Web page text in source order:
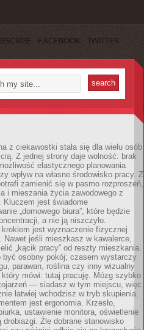
FACEBOOK TWITTER
z ciekawostki stała się dla wielu osób
Z jednej strony daje wolność: brak
elastycznego planowania
wpływ na własne środowisko pracy. Z
zamienić się w pasmo rozproszeń,
i mieszania życia zawodowego z
Kluczem jest świadome
„domowego biura”, które będzie
a nie ją niszczyło.
krokiem jest wyznaczenie fizycznej
Nawet jeśli mieszkasz w kawalerce,
„kącik pracy” od reszty mieszkania.
być osobny pokój; czasem wystarczy
parawan, roślina czy inny wizualny
który mówi: tutaj pracuję. Mózg szybko
— siadasz w tym miejscu, więc
łatwiej wchodzisz w tryb skupienia.
jest ergonomia. Krzesło,
ustawienie monitora, oświetlenie
Źle dobrane stanowisko